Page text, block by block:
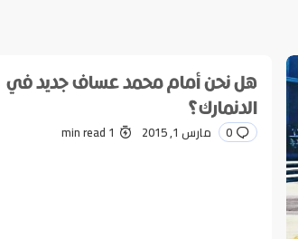
بـ
هل نحن أمام محمد عساف جديد في
الدنمارك؟
0 مارس 1, 2015 1 min read